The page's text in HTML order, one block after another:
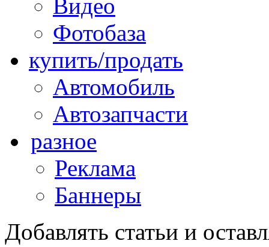
Видео
Фотобаза
купить/продать
Автомобиль
Автозапчасти
разное
Реклама
Баннеры
Добавлять статьи и